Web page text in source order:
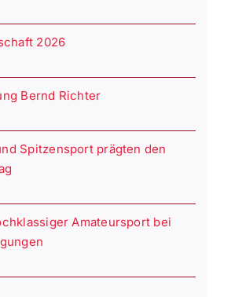
2026
Bernd Richter
Spitzensport prägten den
Amateursport bei